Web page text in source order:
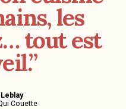
les
tout est
Couette